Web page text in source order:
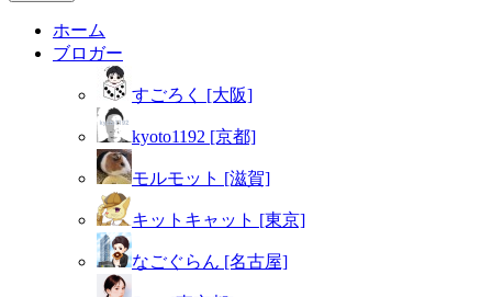
ホーム
ブロガー
すごろく [大阪]
kyoto1192 [京都]
モルモット [滋賀]
キットキャット [東京]
なごぐらん [名古屋]